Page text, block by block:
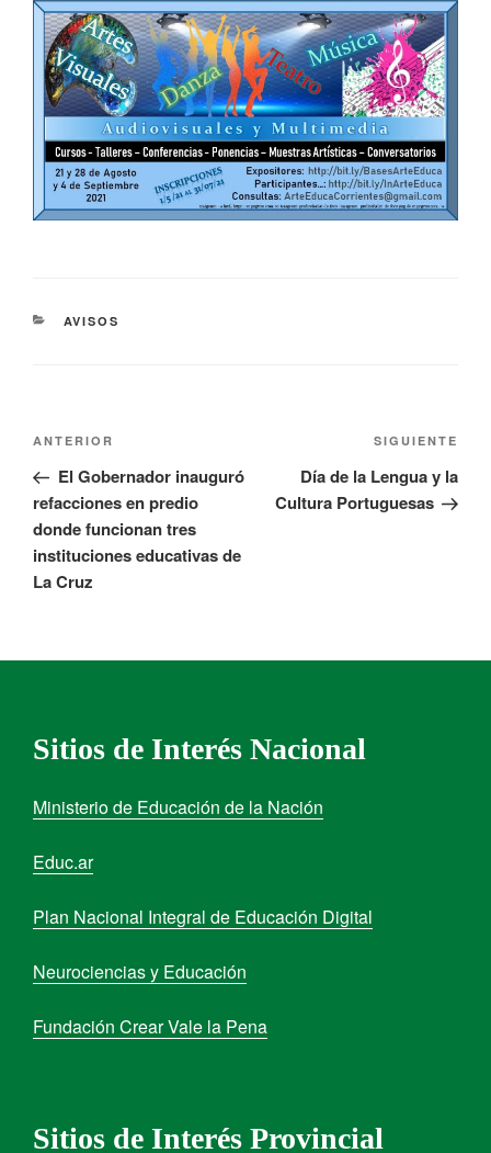
AVISOS
ANTERIOR
El Gobernador inauguró
refacciones en predio
donde funcionan tres
instituciones educativas de
La Cruz
SIGUIENTE
Día de la Lengua y la
Cultura Portuguesas
Sitios de Interés Nacional
Ministerio de Educación de la Nación
Educ.ar
Plan Nacional Integral de Educación Digital
Neurociencias y Educación
Fundación Crear Vale la Pena
Sitios de Interés Provincial